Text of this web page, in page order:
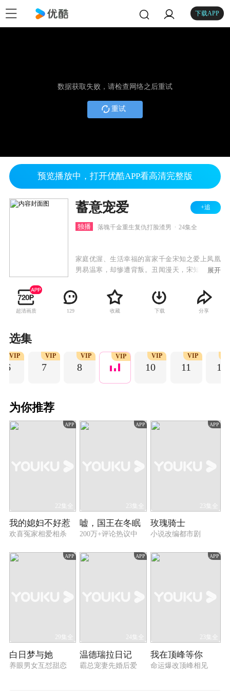
下载APP
数据获取失败，请检查网络之后重试
重试
预览播放中，打开优酷APP看高清完整版
蓄意宠爱 +追
独播 落魄千金重生复仇打脸渣男 24集全
家庭优渥、生活幸福的富家千金宋知之爱上凤凰
男易温寒，却惨遭背叛。丑闻漫天，宋知之失去
之保护亲人，报复仇敌，并与季弘企业掌权人季
白间联手，揭开隐藏多年的惊人秘密。这一次，
她定要夺回属于自己的一切！
展开
超清画质 129 收藏 下载 分享
选集
6
VIP
7
VIP
8
VIP VIP
10
VIP
11
VIP
12
为你推荐
APP
22集全
我的媳妇不好惹
欢喜冤家相爱相杀
APP
23集全
嘘，国王在冬眠
200万+评论热议中
APP
23集全
玫瑰骑士
小说改编都市剧
APP
29集全
白日梦与她
养眼男女互怼甜恋
APP
24集全
温德瑞拉日记
霸总宠妻先婚后爱
APP
23集全
我在顶峰等你
命运爆改顶峰相见